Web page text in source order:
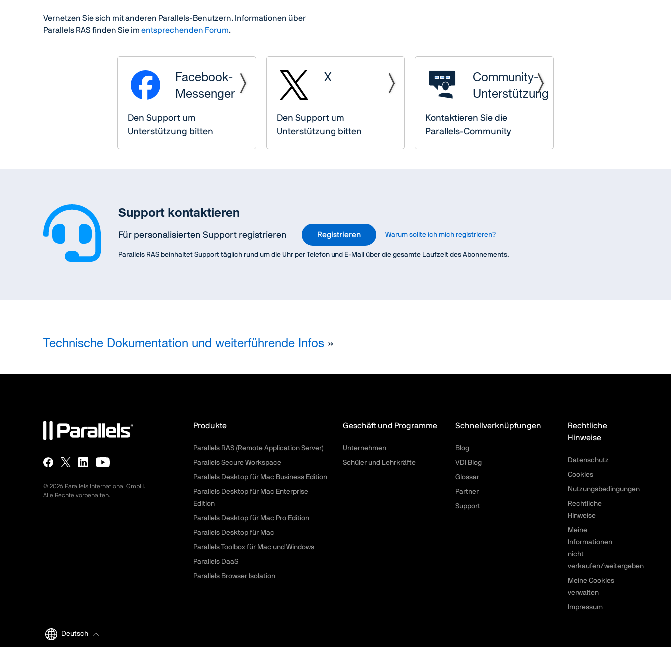
Vernetzen Sie sich mit anderen Parallels-Benutzern. Informationen über
Parallels RAS finden Sie im entsprechenden Forum.
Facebook-
Messenger
Den Support um
Unterstützung bitten
X
Den Support um
Unterstützung bitten
Community-
Unterstützung
Kontaktieren Sie die
Parallels-Community
Support kontaktieren
Für personalisierten Support registrieren Registrieren Warum sollte ich mich registrieren?
Parallels RAS beinhaltet Support täglich rund um die Uhr per Telefon und E-Mail über die gesamte Laufzeit des Abonnements.
Technische Dokumentation und weiterführende Infos »
© 2026 Parallels International GmbH.
Alle Rechte vorbehalten.
Produkte
Parallels RAS (Remote Application Server)
Parallels Secure Workspace
Parallels Desktop für Mac Business Edition
Parallels Desktop für Mac Enterprise
Edition
Parallels Desktop für Mac Pro Edition
Parallels Desktop für Mac
Parallels Toolbox für Mac und Windows
Parallels DaaS
Parallels Browser Isolation
Geschäft und Programme
Unternehmen
Schüler und Lehrkräfte
Schnellverknüpfungen
Blog
VDI Blog
Glossar
Partner
Support
Rechtliche
Hinweise
Datenschutz
Cookies
Nutzungsbedingungen
Rechtliche
Hinweise
Meine
Informationen
nicht
verkaufen/weitergeben
Meine Cookies
verwalten
Impressum
Deutsch